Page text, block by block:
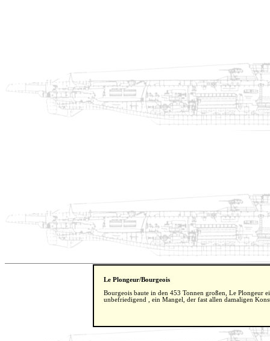
Le Plongeur/Bourgeois
Bourgeois baute in den 453 Tonnen großen, Le Plongeur
unbefriedigend , ein Mangel, der fast allen damaligen